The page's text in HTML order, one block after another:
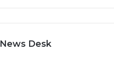
News Desk